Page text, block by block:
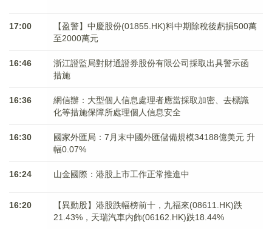
17:00
【盈警】中慶股份(01855.HK)料中期除稅後虧損500萬
至2000萬元
16:46
浙江證監局對財通證券股份有限公司採取出具警示函
措施
16:36
網信辦：大型個人信息處理者應當採取加密、去標識
化等措施保障所處理個人信息安全
16:30
國家外匯局：7月末中國外匯儲備規模34188億美元 升
幅0.07%
16:24 山金國際：港股上市工作正常推進中
16:20
【異動股】港股跌幅榜前十，九福來(08611.HK)跌
21.43%，天瑞汽車内飾(06162.HK)跌18.44%